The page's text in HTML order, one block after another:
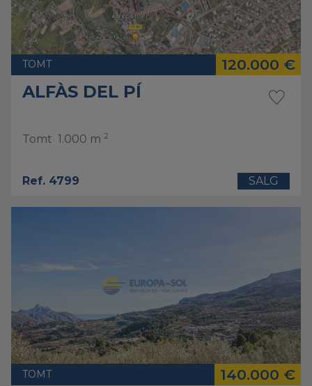
TOMT 120.000 €
ALFÀS DEL PÍ
Tomt 1.000 m 2
Ref. 4799 SALG
TOMT 140.000 €